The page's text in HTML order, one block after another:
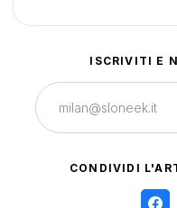
ISCRIVITI E
CONDIVIDI